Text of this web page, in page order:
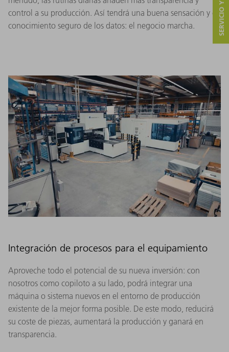
control a su producción. Así tendrá una buena sensación y el
conocimiento seguro de los datos: el negocio marcha.
Integración de procesos para el equipamiento
Aproveche todo el potencial de su nueva inversión: con
nosotros como copiloto a su lado, podrá integrar una
máquina o sistema nuevos en el entorno de producción
existente de la mejor forma posible. De este modo, reducirá
su coste de piezas, aumentará la producción y ganará en
transparencia.